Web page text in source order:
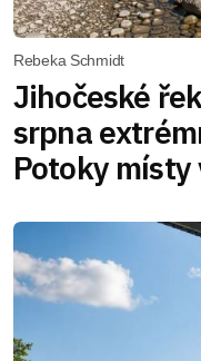
Rebeka Schmidt
Jihočeské
srpna
Potoky